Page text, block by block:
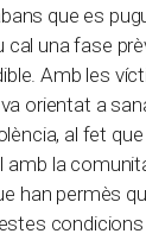
que es
una fase
Amb les
orientat a
al fet
amb la
han permès